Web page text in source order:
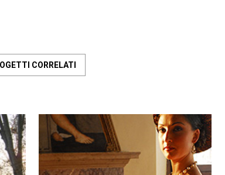
CORRELATI